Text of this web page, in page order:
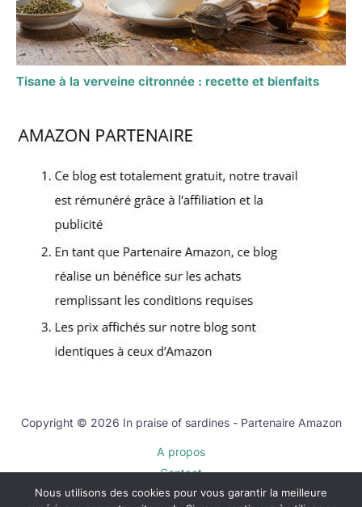
Tisane à la verveine citronnée : recette et bienfaits
Copyright © 2026 In praise of sardines - Partenaire Amazon
A propos
Contact
Plan du site
Nous utilisons des cookies pour vous garantir la meilleure